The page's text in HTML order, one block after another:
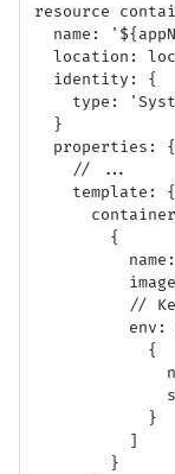
resource
name:
location:
  identity: {
type:
  }
  properties: {
    // ...
    template: {
        {
// Key
env:
            {
            }
          ]
        }